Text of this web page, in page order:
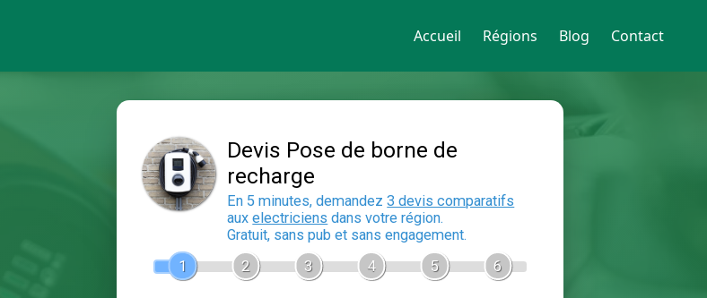
Accueil Régions Blog Contact
recharge
En 5 minutes, demandez
auxelectriciensdans votre région.
Gratuit, sans pub et sans engagement.